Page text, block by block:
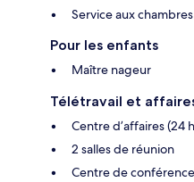
Service aux
Pour les enfants
Maître nageur
Télétravail et
Centre d’affaires (24
2 salles de réunion
Centre de